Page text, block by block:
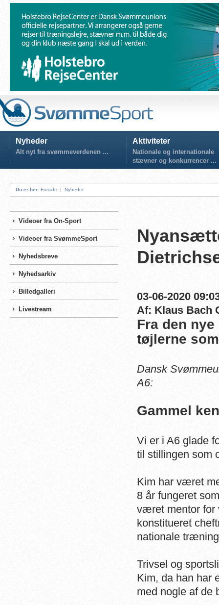
Nyheder
Alt nyt fra svømmeverdenen ...
Aktiviteter
Nationale og internationale
stævner og konkurrencer ...
Du er her: Forside | Nyheder
Videoer fra On-Sport
Videoer fra SvømmeSport
Nyhedsbreve
Nyhedsarkiv
Billedgalleri
Livestream
03-06-2020
Af: Klaus Bach
Fra den
tøjlerne
Dansk
A6:
Gammel
Vi er i A6 glade
til stillingen som
Kim har været
8 år fungeret
været mentor for
konstitueret
nationale
Trivsel og
Kim, da han har
med nogle af